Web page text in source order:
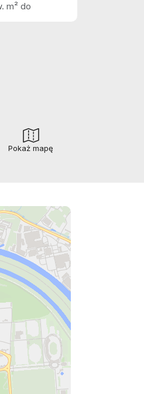
Pokaż mapę